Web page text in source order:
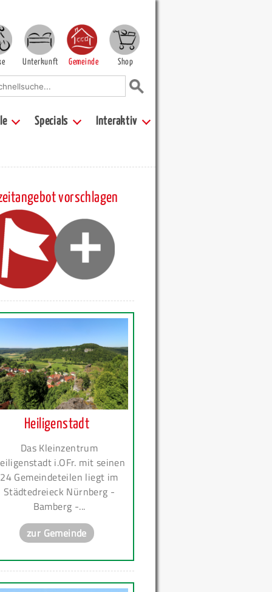
Unterkunft Gemeinde Shop
Specials Interaktiv
vorschlagen
Heiligenstadt
Das Kleinzentrum
i.OFr. mit seinen
24 Gemeindeteilen liegt im
Städtedreieck Nürnberg -
Bamberg -...
zur Gemeinde